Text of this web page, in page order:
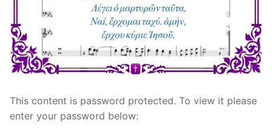
This content is password protected. To view it please
enter your password below: